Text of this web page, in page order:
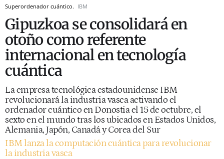
Superordenador cuántico. IBM
Gipuzkoa se consolidará en
otoño como referente
internacional en tecnología
cuántica
La empresa tecnológica estadounidense IBM
revolucionará la industria vasca activando el
ordenador cuántico en Donostia el 15 de octubre, el
sexto en el mundo tras los ubicados en Estados Unidos,
Alemania, Japón, Canadá y Corea del Sur
IBM lanza la computación cuántica para revolucionar
la industria vasca